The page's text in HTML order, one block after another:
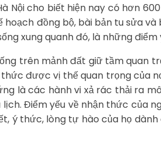
Nội cho biết hiện nay có hơn
đồng bộ, bài bản tu sửa
xung quanh đó, là những điểm
trên mảnh đất giữ tầm quan
được vị thế quan trọng của
là các hành vi xả rác thải ra
Điểm yếu về nhận thức của
ý thức, lòng tự hào của họ